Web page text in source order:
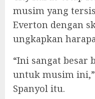
musim yang
Everton dengan
ungkapkan
“Ini sangat besar
untuk musim
Spanyol itu.